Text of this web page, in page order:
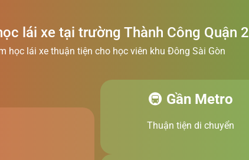
lái xe tại trường Thành Công Quận 2
học lái xe thuận tiện cho học viên khu Đông Sài Gòn
🚇 Gần Metro
Thuận tiện di chuyển